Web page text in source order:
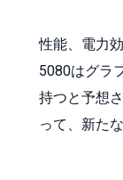
性能、電力
5080はグラ
持つと予想
って、新た